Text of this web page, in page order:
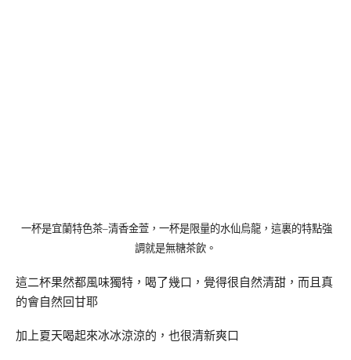
一杯是宜蘭特色茶–清香金萱，一杯是限量的水仙烏龍，這裏的特點強
調就是無糖茶飲。
這二杯果然都風味獨特，喝了幾口，覺得很自然清甜，而且真
的會自然回甘耶
加上夏天喝起來冰冰涼涼的，也很清新爽口